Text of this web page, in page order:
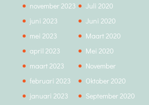
november 2023
juni 2023
mei 2023
april 2023
maart 2023
februari 2023
januari 2023
Juli 2020
Juni 2020
Maart 2020
Mei 2020
November
Oktober 2020
September 2020